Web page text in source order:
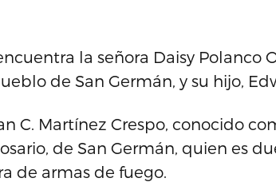
la señora Daisy Polanco
de San Germán, y su hijo,
C. Martínez Crespo, conocido
de San Germán, quien es
de armas de fuego.